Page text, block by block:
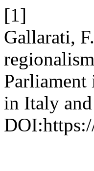
[1]
Gallarati,
in Italy